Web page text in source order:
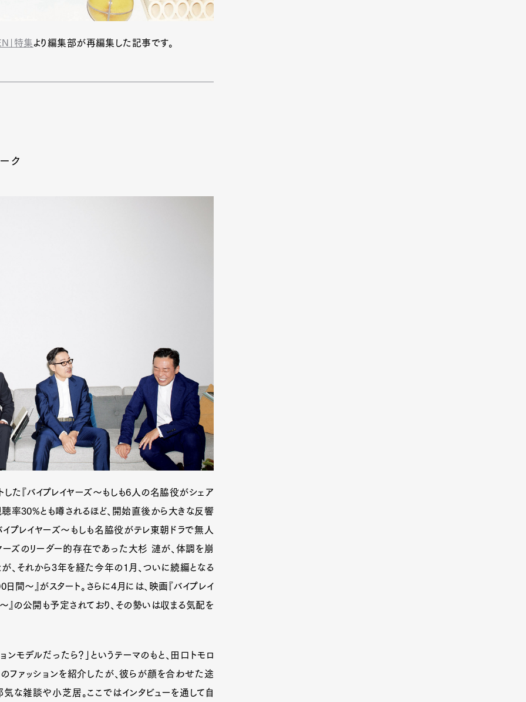
Pen international Pen tw
」特集より編集部が再編集した記事です。
ク
た『バイプレイヤーズ〜もしも6人の名脇役がシェア
率30%とも噂されるほど、開始直後から大きな反響
プレイヤーズ〜もしも名脇役がテレ東朝ドラで無人
ーズのリーダー的存在であった大杉 漣が、体調を崩
、それから3年を経た今年の1月、ついに続編となる
間〜』がスタート。さらに4月には、映画『バイプレイ
の公開も予定されており、その勢いは収まる気配を
ンモデルだったら？」というテーマのもと、田口トモロ
ファッションを紹介したが、彼らが顔を合わせた途
な雑談や小芝居。ここではインタビューを通して自